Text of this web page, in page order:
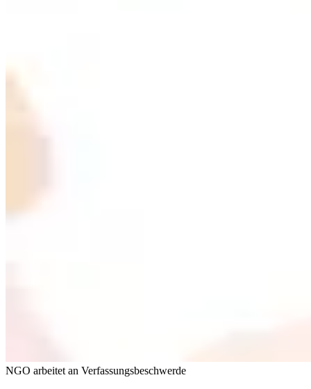
NGO arbeitet an Verfassungsbeschwerde